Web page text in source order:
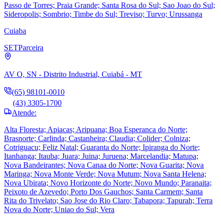
Passo de Torres; Praia Grande; Santa Rosa do Sul; Sao Joao do Sul;
Sideropolis; Sombrio; Timbe do Sul; Treviso; Turvo; Urussanga
Cuiaba
SETParceira
AV O, SN - Distrito Industrial, Cuiabá - MT
(65) 98101-0010
(43) 3305-1700
Atende:
Alta Floresta; Apiacas; Aripuana; Boa Esperanca do Norte;
Brasnorte; Carlinda; Castanheira; Claudia; Colider; Colniza;
Cotriguacu; Feliz Natal; Guaranta do Norte; Ipiranga do Norte;
Itanhanga; Itauba; Juara; Juina; Juruena; Marcelandia; Matupa;
Nova Bandeirantes; Nova Canaa do Norte; Nova Guarita; Nova
Maringa; Nova Monte Verde; Nova Mutum; Nova Santa Helena;
Nova Ubirata; Novo Horizonte do Norte; Novo Mundo; Paranaita;
Peixoto de Azevedo; Porto Dos Gauchos; Santa Carmem; Santa
Rita do Trivelato; Sao Jose do Rio Claro; Tabapora; Tapurah; Terra
Nova do Norte; Uniao do Sul; Vera